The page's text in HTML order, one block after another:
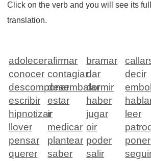
Click on the verb and you will see its
translation.
adolecerafirmar bramar
conocer contagiardar decir
descomponerdesembalardormir
escribir
estar haber
hipnotizar
ir jugar leer
llover
medicar oir
pensar
plantear poder poner
querer
saber salir